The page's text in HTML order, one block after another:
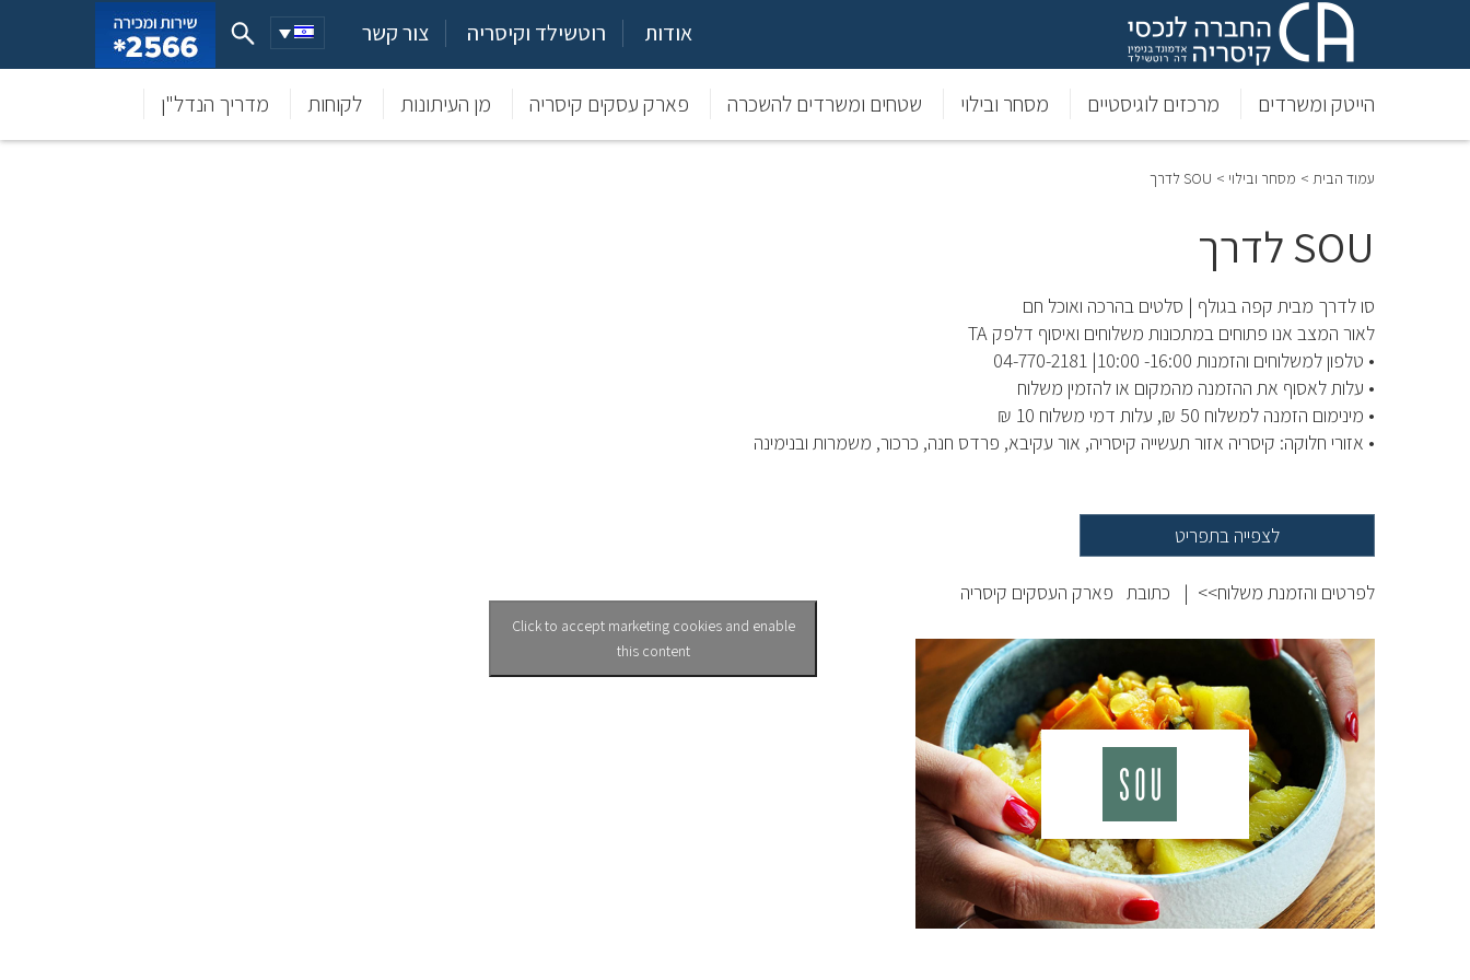
אודות רוטשילד וקיסריה צור קשר
הייטק ומשרדים מרכזים לוגיסטיים מסחר ובילוי שטחים ומשרדים להשכרה פארק עסקים קיסריה מן העיתונות לקוחות מדריך הנדל"ן
עמוד הבית > מסחר ובילוי > SOU לדרך
SOU לדרך
סו לדרך מבית קפה בגולף | סלטים בהרכה ואוכל חם
לאור המצב אנו פתוחים במתכונות משלוחים ואיסוף דלפק TA
• טלפון למשלוחים והזמנות 16:00- 10:00| 04-770-2181
• עלות לאסוף את ההזמנה מהמקום או להזמין משלוח
• מינימום הזמנה למשלוח 50 ₪, עלות דמי משלוח 10 ₪
• אזורי חלוקה: קיסריה אזור תעשייה קיסריה, אור עקיבא, פרדס חנה, כרכור, משמרות ובנימינה
לצפייה בתפריט
לפרטים והזמנת משלוח>> | כתובת פארק העסקים קיסריה
Click to accept marketing cookies and enable
this content